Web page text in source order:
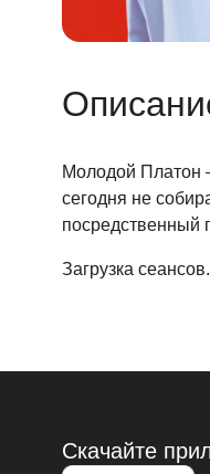
Молодой Платон
сегодня не
посредственный
Загрузка
Скачайте